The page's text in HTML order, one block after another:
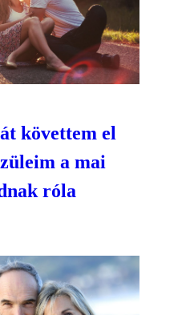
követtem el
a mai
róla